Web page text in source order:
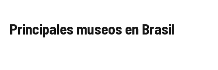
Principales museos en Brasil